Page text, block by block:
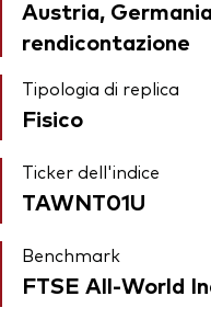
Austria,
rendicontazione
Tipologia di replica
Fisico
Ticker dell'indice
TAWNT01U
Benchmark
FTSE All-World